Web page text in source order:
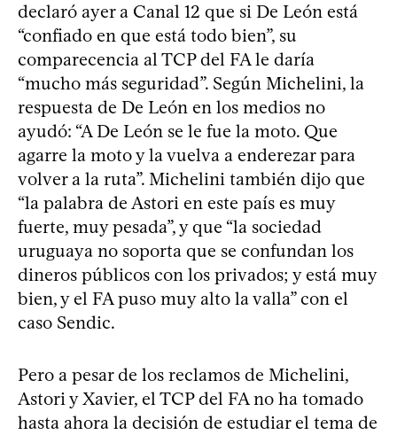
declaró ayer a Canal 12 que si De León está
“confiado en que está todo bien”, su
comparecencia al TCP del FA le daría
“mucho más seguridad”. Según Michelini, la
respuesta de De León en los medios no
ayudó: “A De León se le fue la moto. Que
agarre la moto y la vuelva a enderezar para
volver a la ruta”. Michelini también dijo que
“la palabra de Astori en este país es muy
fuerte, muy pesada”, y que “la sociedad
uruguaya no soporta que se confundan los
dineros públicos con los privados; y está muy
bien, y el FA puso muy alto la valla” con el
caso Sendic.
Pero a pesar de los reclamos de Michelini,
Astori y Xavier, el TCP del FA no ha tomado
hasta ahora la decisión de estudiar el tema de